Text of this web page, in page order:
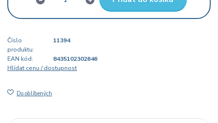
Číslo
produktu:
11394
EAN kód:
8435102302646
Hlídat cenu / dostupnost
Do oblíbených